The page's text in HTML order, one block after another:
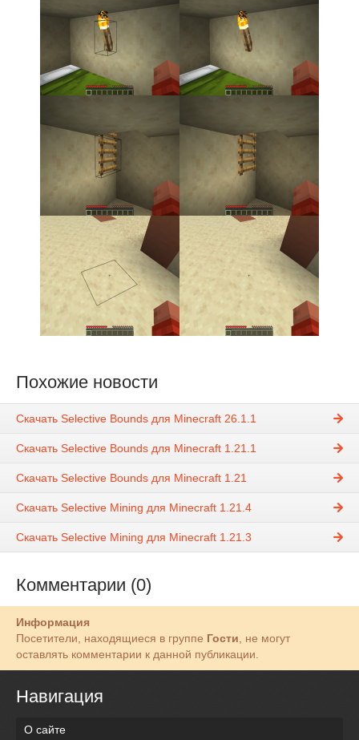
Похожие новости
Скачать Selective Bounds для Minecraft 26.1.1
Скачать Selective Bounds для Minecraft 1.21.1
Скачать Selective Bounds для Minecraft 1.21
Скачать Selective Mining для Minecraft 1.21.4
Скачать Selective Mining для Minecraft 1.21.3
Комментарии (0)
Информация
Посетители, находящиеся в группе Гости, не могут
оставлять комментарии к данной публикации.
Навигация
О сайте